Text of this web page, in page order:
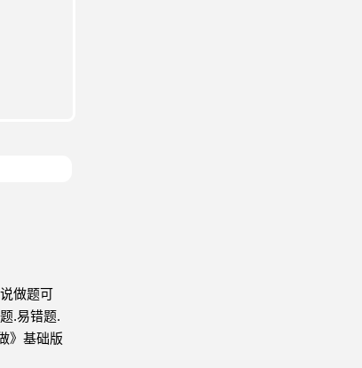
做题可
.易错题.
》基础版